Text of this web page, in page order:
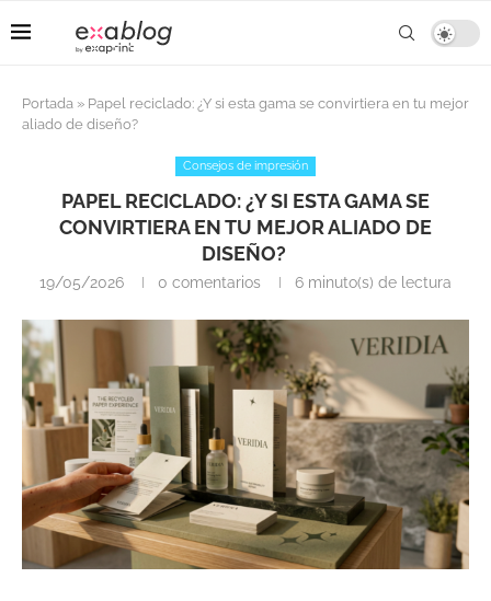
Portada » Papel reciclado: ¿Y si esta gama se convirtiera en tu mejor
aliado de diseño?
Consejos de impresión
PAPEL RECICLADO: ¿Y SI ESTA GAMA SE
CONVIRTIERA EN TU MEJOR ALIADO DE
DISEÑO?
19/05/2026 0 comentarios 6 minuto(s) de lectura